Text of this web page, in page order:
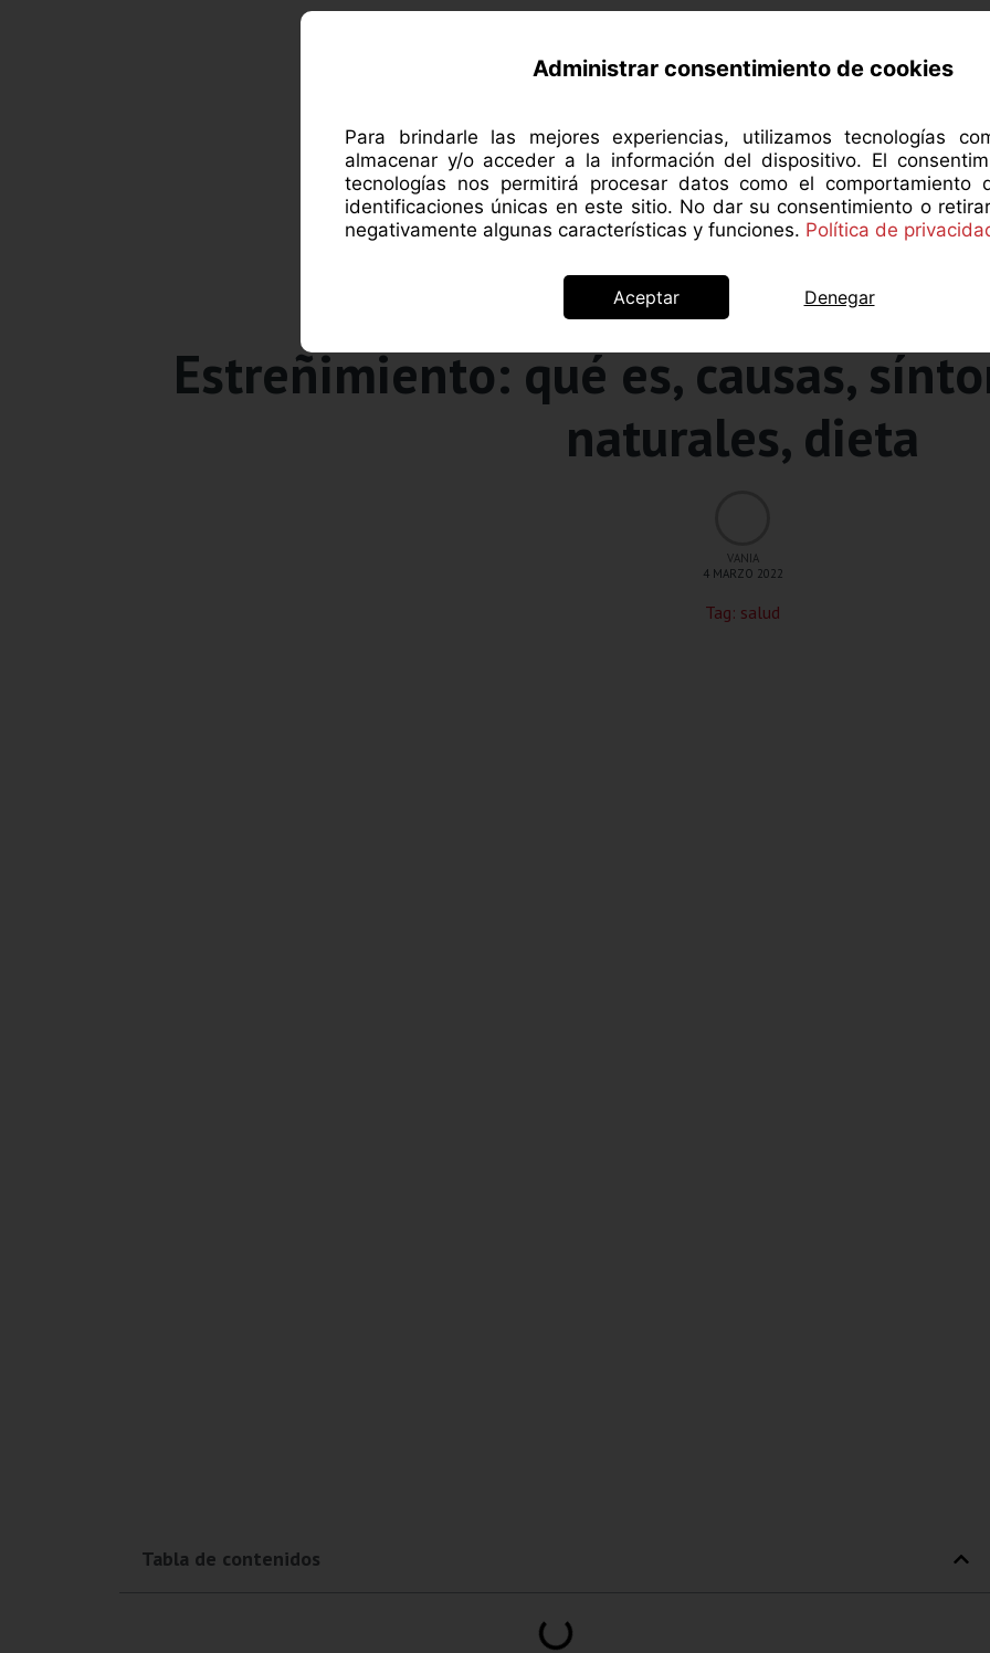
Administrar consentimiento de cookies
Para brindarle las mejores experiencias, utilizamos tecnologías
almacenar y/o acceder a la información del dispositivo. El
tecnologías nos permitirá procesar datos como el comportamiento
identificaciones únicas en este sitio. No dar su consentimiento o
negativamente algunas características y funciones. Política de
Aceptar Denegar
ACERCA DE MANZANAROJA NUTRICIÓN SALUD
Estreñimiento: qué es, causas,
naturales, dieta
VANIA
4 MARZO 2022
Tag: salud
Tabla de contenidos